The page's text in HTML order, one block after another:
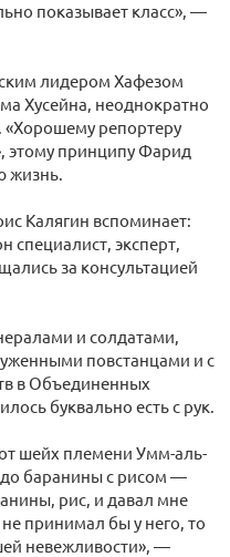
показывает класс», —
лидером Хафезом
Хусейна, неоднократно
«Хорошему репортеру
этому принципу Фарид
жизнь.
Калягин вспоминает:
специалист, эксперт,
за консультацией
и солдатами,
повстанцами и с
в Объединенных
буквально есть с рук.
шейх племени Умм-аль-
баранины с рисом —
рис, и давал мне
принимал бы у него, то
невежливости», —